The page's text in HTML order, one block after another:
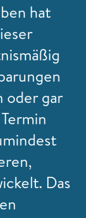
hat
oder gar
Das